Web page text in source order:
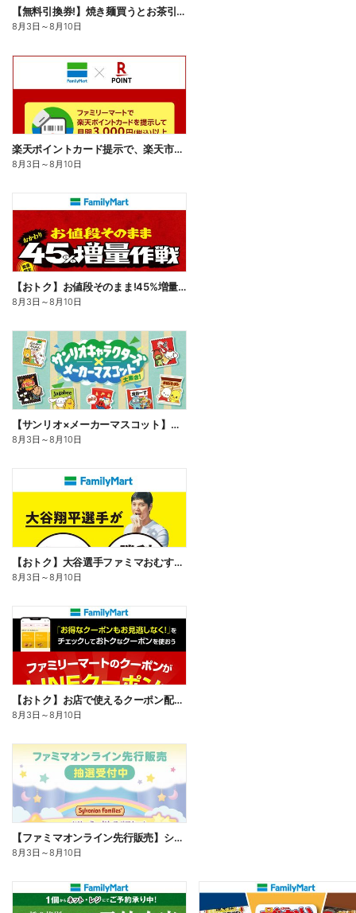
【無料引換券!】焼き麺買うとお茶引換券貰える!
8月3日 ～8月10日
楽天ポイントカード提示で、楽天市場でのお買い物がおトクに!
8月3日 ～8月10日
【おトク】お値段そのまま!45%増量作戦!
8月3日 ～8月10日
【サンリオ×メーカーマスコット】オリジナルグッズ貰える!
8月3日 ～8月10日
【おトク】大谷選手ファミマおむすび割
8月3日 ～8月10日
【おトク】お店で使えるクーポン配信中
8月3日 ～8月10日
【ファミマオンライン先行販売】シルバニアファミリー
8月3日 ～8月10日